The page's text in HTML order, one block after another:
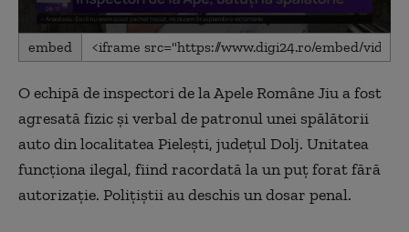
0
seconds
minute,
seconds
embed
O echipă de inspectori de la Apele Române Jiu a fost
agresată fizic și verbal de patronul unei spălătorii
auto din localitatea Pielești, județul Dolj. Unitatea
funcționa ilegal, fiind racordată la un puț forat fără
autorizație. Polițiștii au deschis un dosar penal.